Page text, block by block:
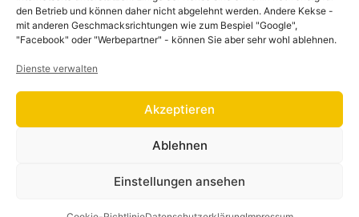
den Betrieb und können daher nicht abgelehnt werden. Andere Kekse -
mit anderen Geschmacksrichtungen wie zum Bespiel "Google",
"Facebook" oder "Werbepartner" - können Sie aber sehr wohl ablehnen.
Dienste verwalten
Akzeptieren
Ablehnen
Einstellungen ansehen
Impressum
Datenschutzerklärung
Barrierefreiheitserklärung
RifeWordpress Theme. Proudly Built ByApollo13